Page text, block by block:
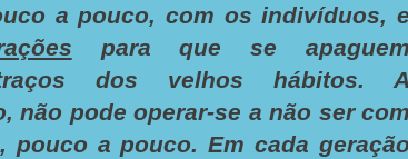
a pouco, com os indivíduos, e
para que se apaguem
dos velhos hábitos. A
não pode operar-se a não ser com
pouco a pouco. Em cada geração